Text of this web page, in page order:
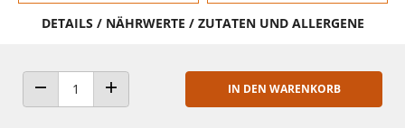
DETAILS / NÄHRWERTE / ZUTATEN UND ALLERGENE
ANZAHL VERRINGERNANZAHL ERHÖHEN
IN DEN WARENKORB